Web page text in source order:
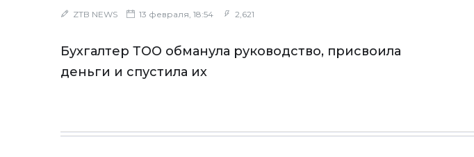
ZTB NEWS 13 февраля, 18:54 2,621
Бухгалтер ТОО обманула руководство, присвоила
деньги и спустила их